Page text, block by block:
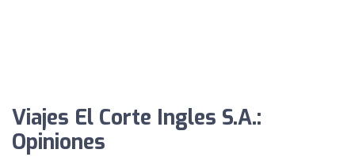
Viajes El Corte Ingles S.A.:
Opiniones